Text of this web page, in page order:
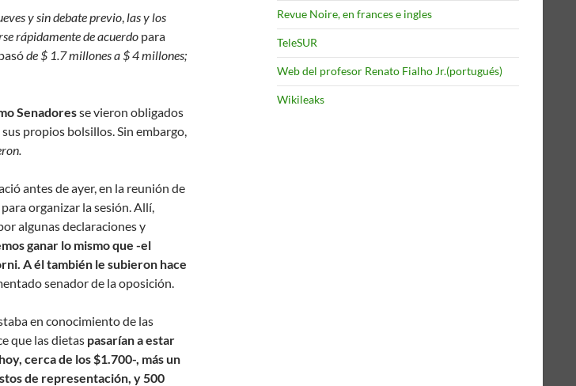
y sin debate previo, las y los
rápidamente de acuerdo para
de $ 1.7 millones a $ 4 millones;
Senadoresse vieron obligados
sus propios bolsillos. Sin embargo,
antes de ayer, en la reunión de
organizar la sesión. Allí,
algunas declaraciones y
ganar lo mismo que -el
A él también le subieron hace
senador de la oposición.
en conocimiento de las
que las dietas pasarían a estar
cerca de los $1.700-, más un
de representación, y 500
Revue Noire, en frances e ingles
TeleSUR
Web del profesor Renato Fialho Jr.(portugués)
Wikileaks